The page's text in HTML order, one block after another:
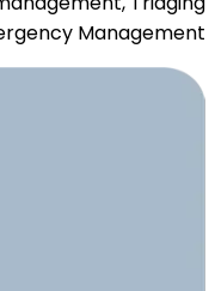
Management